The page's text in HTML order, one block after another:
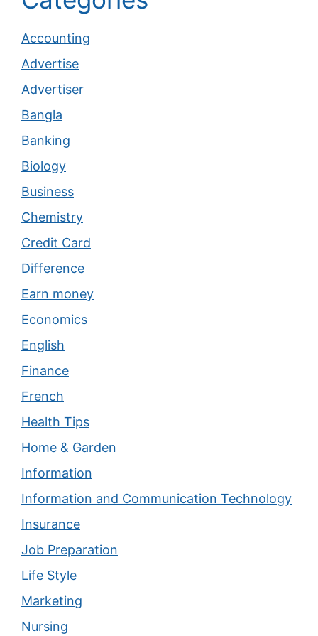
Accounting
Advertise
Advertiser
Bangla
Banking
Biology
Business
Chemistry
Credit Card
Difference
Earn money
Economics
English
Finance
French
Health Tips
Home & Garden
Information
Information and Communication Technology
Insurance
Job Preparation
Life Style
Marketing
Nursing